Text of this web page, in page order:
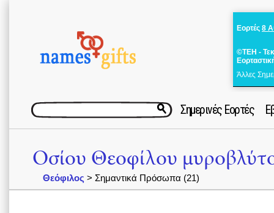
Εορτές 8
©ΤΕΗ -
Άλλες
Σημερινές Εορτές
Οσίου Θεοφίλου
Θεόφιλος > Σημαντικά Πρόσωπα (21)